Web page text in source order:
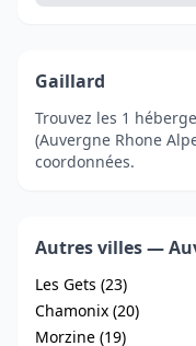
Gaillard
Trouvez les 1
(Auvergne Rhone
coordonnées.
Autres villes —
Les Gets (23)
Chamonix (20)
Morzine (19)